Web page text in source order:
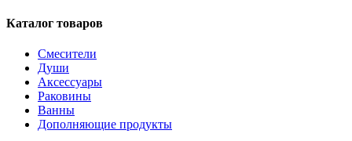
Каталог товаров
Смесители
Души
Аксессуары
Раковины
Ванны
Дополняющие продукты